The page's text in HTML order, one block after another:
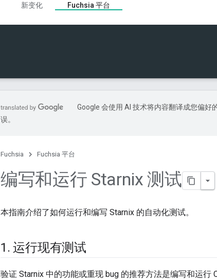
新变化
Fuchsia 平台
Google 会使用 AI 技术将内容翻译成您偏好
误。
Fuchsia Fuchsia 平台
编写和运行 Starnix 测试
本指南介绍了如何运行和编写 Starnix 的自动化测试。
1 . 运行现有测试
验证 Starnix 中的功能或重现 bug 的推荐方法是编写和运行